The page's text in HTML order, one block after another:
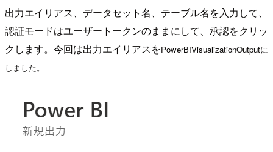
出力エイリアス、データセット名、テーブル名を入力して、
認証モードはユーザートークンのままにして、承認をクリッ
クします。今回は出力エイリアスをPowerBIVisualizationOutputに
しました。